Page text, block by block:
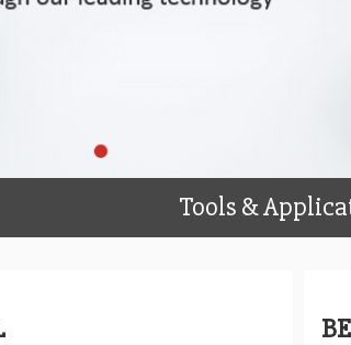
Tools &